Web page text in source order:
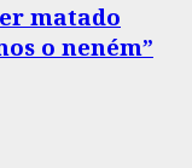
matado
o neném”